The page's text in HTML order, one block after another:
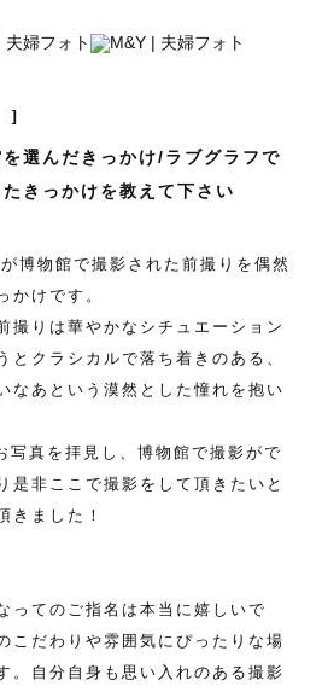
]
選んだきっかけ/ラブグラフで
きっかけを教えて下さい
博物館で撮影された前撮りを偶然
かけです。
撮りは華やかなシチュエーション
とクラシカルで落ち着きのある、
なあという漠然とした憧れを抱い
写真を拝見し、博物館で撮影がで
是非ここで撮影をして頂きたいと
きました！
ってのご指名は本当に嬉しいで
こだわりや雰囲気にぴったりな場
。自分自身も思い入れのある撮影